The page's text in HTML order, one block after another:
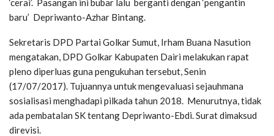
‘cerai’. Pasangan ini bubar lalu berganti dengan ‘pengantin
baru’ Depriwanto-Azhar Bintang.
Sekretaris DPD Partai Golkar Sumut, Irham Buana Nasution
mengatakan, DPD Golkar Kabupaten Dairi melakukan rapat
pleno diperluas guna pengukuhan tersebut, Senin
(17/07/2017). Tujuannya untuk mengevaluasi sejauhmana
sosialisasi menghadapi pilkada tahun 2018. Menurutnya, tidak
ada pembatalan SK tentang Depriwanto-Ebdi. Surat dimaksud
direvisi.